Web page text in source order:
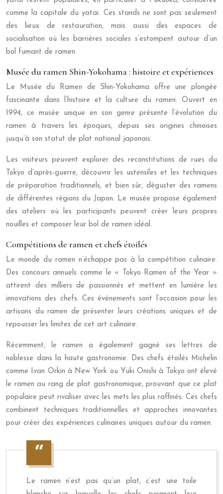
comme la capitale du yatai. Ces stands ne sont pas seulement
des lieux de restauration, mais aussi des espaces de
socialisation où les barrières sociales s’estompent autour d’un
bol fumant de ramen.
Musée du ramen Shin-Yokohama : histoire et expériences
Le Musée du Ramen de Shin-Yokohama offre une plongée
fascinante dans l’histoire et la culture du ramen. Ouvert en
1994, ce musée unique en son genre présente l’évolution du
ramen à travers les époques, depuis ses origines chinoises
jusqu’à son statut de plat national japonais.
Les visiteurs peuvent explorer des reconstitutions de rues du
Tokyo d’après-guerre, découvrir les ustensiles et les techniques
de préparation traditionnels, et bien sûr, déguster des ramens
de différentes régions du Japon. Le musée propose également
des ateliers où les participants peuvent créer leurs propres
nouilles et composer leur bol de ramen idéal.
Compétitions de ramen et chefs étoilés
Le monde du ramen n’échappe pas à la compétition culinaire.
Des concours annuels comme le « Tokyo Ramen of the Year »
attirent des milliers de passionnés et mettent en lumière les
innovations des chefs. Ces événements sont l’occasion pour les
artisans du ramen de présenter leurs créations uniques et de
repousser les limites de cet art culinaire.
Récemment, le ramen a également gagné ses lettres de
noblesse dans la haute gastronomie. Des chefs étoilés Michelin
comme Ivan Orkin à New York ou Yuki Onishi à Tokyo ont élevé
le ramen au rang de plat gastronomique, prouvant que ce plat
populaire peut rivaliser avec les mets les plus raffinés. Ces chefs
combinent techniques traditionnelles et approches innovantes
pour créer des expériences culinaires uniques autour du ramen.
Le ramen n’est pas qu’un plat, c’est une toile